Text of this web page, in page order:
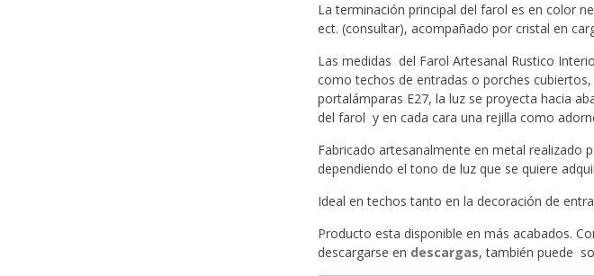
La terminación principal del farol es en color
ect. (consultar), acompañado por cristal en
Las medidas del Farol Artesanal Rustico
como techos de entradas o porches
portalámparas E27, la luz se proyecta hacia
del farol y en cada cara una rejilla como
Fabricado artesanalmente en metal realizado
dependiendo el tono de luz que se quiere
Ideal en techos tanto en la decoración de
Producto esta disponible en más acabados.
descargarse en descargas, también puede